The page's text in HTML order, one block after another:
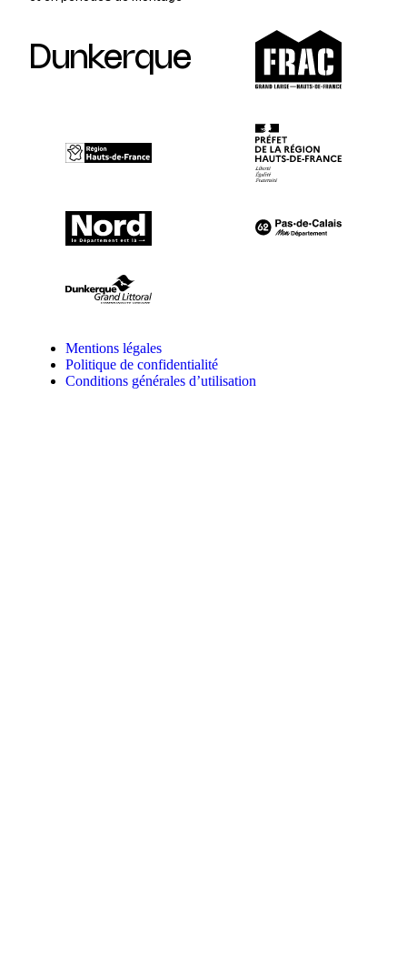
Dunkerque
Mentions légales
Politique de confidentialité
Conditions générales d’utilisation